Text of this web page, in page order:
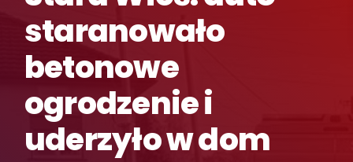
staranowało
betonowe
ogrodzenie i
uderzyło w dom